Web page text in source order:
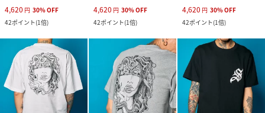
4,620 円 30%OFF
42ポイント(1倍)
4,620 円 30%OFF
42ポイント(1倍)
4,620 円 30%OFF
42ポイント(1倍)